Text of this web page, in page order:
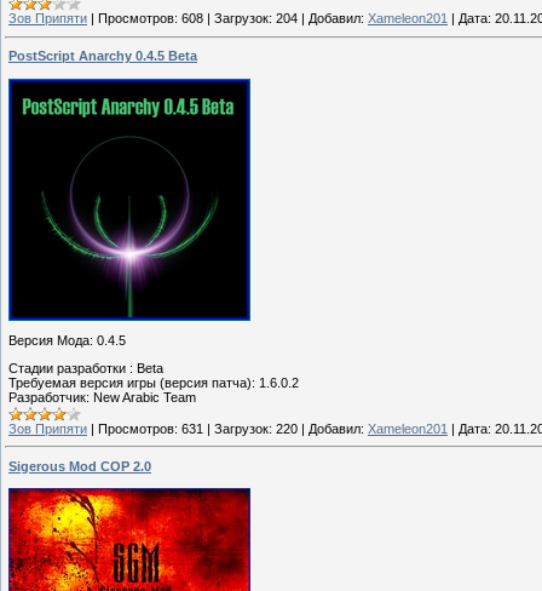
Зов Припяти Просмотров: 608 Загрузок: 204 Добавил: Xameleon201 Дата:
PostScript Anarchy 0.4.5 Beta
Версия Мода: 0.4.5
Стадии разработки : Beta
Требуемая версия игры (версия патча): 1.6.0.2
Разработчик: New Arabic Team
Зов Припяти | Просмотров: 631 | Загрузок: 220 | Добавил: Xameleon201 | Дата:
Sigerous Mod COP 2.0